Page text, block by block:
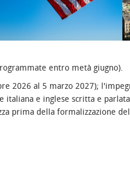
entro metà giugno).
2026 al 5 marzo 2027);
italiana e inglese scritta e
prima della formalizzazione